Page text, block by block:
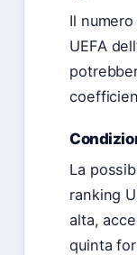
Il
UEFA
La
ranking
alta,
quinta